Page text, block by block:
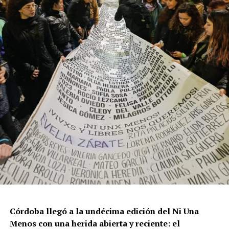
Por Francisco Pandolfi
Córdoba llegó a la undécima edición del Ni Una
Menos con una herida abierta y reciente: el